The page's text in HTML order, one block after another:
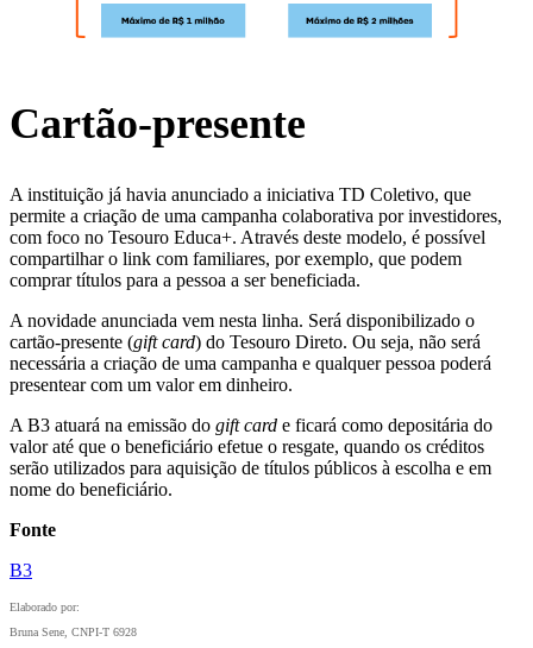
Cartão-presente
A instituição já havia anunciado a iniciativa TD Coletivo, que
permite a criação de uma campanha colaborativa por investidores,
com foco no Tesouro Educa+. Através deste modelo, é possível
compartilhar o link com familiares, por exemplo, que podem
comprar títulos para a pessoa a ser beneficiada.
A novidade anunciada vem nesta linha. Será disponibilizado o
cartão-presente (gift card) do Tesouro Direto. Ou seja, não será
necessária a criação de uma campanha e qualquer pessoa poderá
presentear com um valor em dinheiro.
A B3 atuará na emissão do gift card e ficará como depositária do
valor até que o beneficiário efetue o resgate, quando os créditos
serão utilizados para aquisição de títulos públicos à escolha e em
nome do beneficiário.
Fonte
B3
Elaborado por:
Bruna Sene, CNPI-T 6928